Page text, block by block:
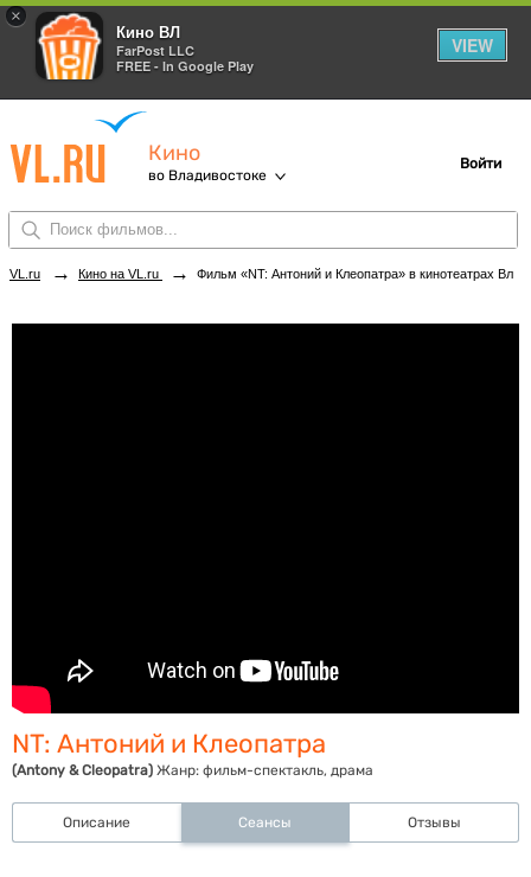
×
Кино ВЛ
FarPost LLC
FREE - In Google Play
VIEW
Кино
во Владивостоке
Войти
VL.ru → Кино на VL.ru → Фильм «NT: Антоний и Клеопатра» в кинотеатрах Владивостока. Купить билеты!
NT: Антоний и Клеопатра
(Antony & Cleopatra) Жанр: фильм-спектакль, драма
Описание Сеансы Отзывы